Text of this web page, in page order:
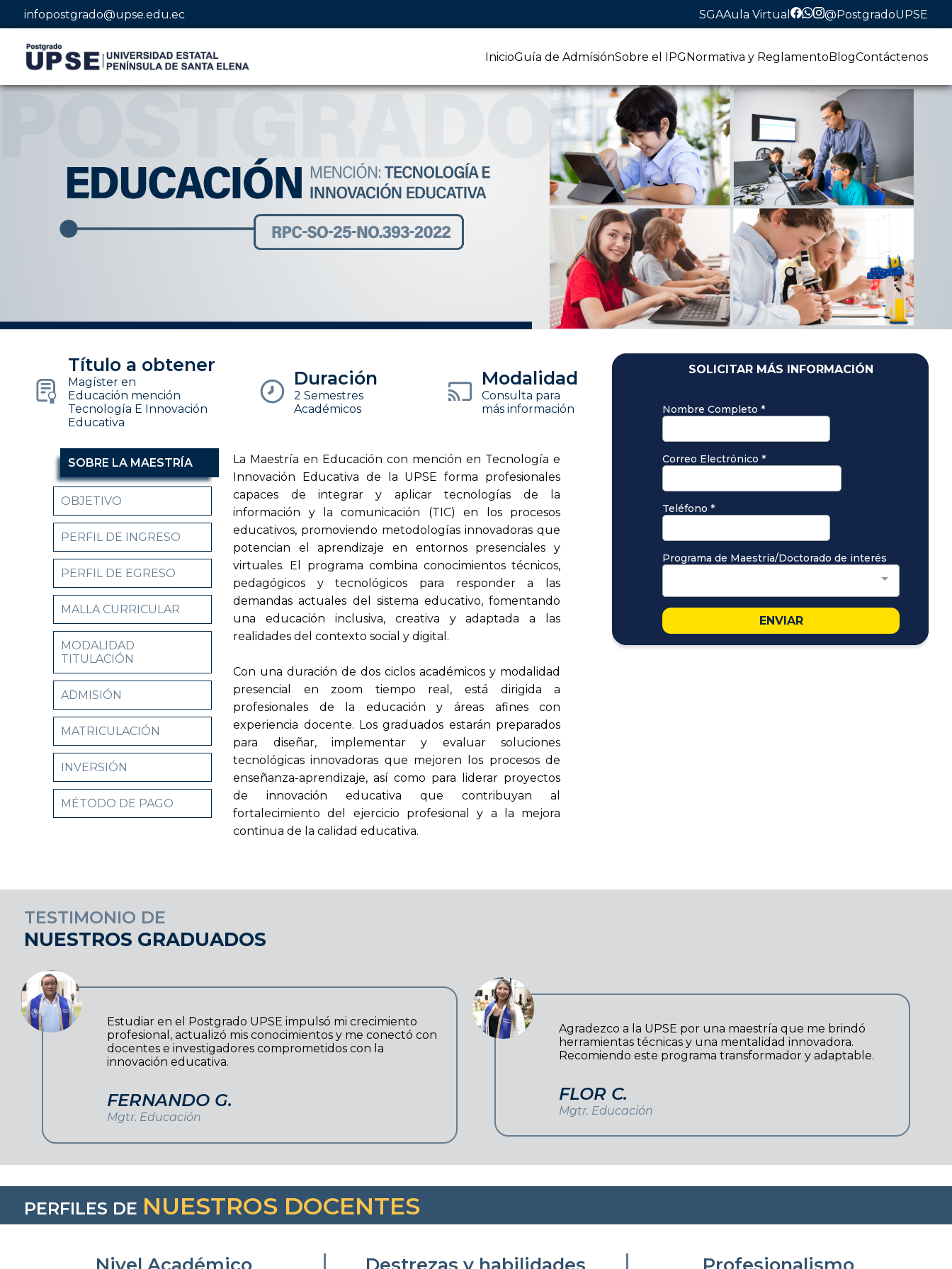
infopostgrado@upse.edu.ec SGAAula Virtual @PostgradoUPSE
InicioGuía de AdmísiónSobre el IPGNormativa y ReglamentoBlogContáctenos
Título a obtener
Magíster en
Educación mención
Tecnología E Innovación
Educativa
Duración
2 Semestres
Académicos
Modalidad
Consulta para
más información
SOBRE LA MAESTRÍA
OBJETIVO
PERFIL DE INGRESO
PERFIL DE EGRESO
MALLA CURRICULAR
MODALIDAD
TITULACIÓN
ADMISIÓN
MATRICULACIÓN
INVERSIÓN
MÉTODO DE PAGO
La Maestría en Educación con mención en Tecnología e
Innovación Educativa de la UPSE forma profesionales
capaces de integrar y aplicar tecnologías de la
información y la comunicación (TIC) en los procesos
educativos, promoviendo metodologías innovadoras que
potencian el aprendizaje en entornos presenciales y
virtuales. El programa combina conocimientos técnicos,
pedagógicos y tecnológicos para responder a las
demandas actuales del sistema educativo, fomentando
una educación inclusiva, creativa y adaptada a las
realidades del contexto social y digital.
Con una duración de dos ciclos académicos y modalidad
presencial en zoom tiempo real, está dirigida a
profesionales de la educación y áreas afines con
experiencia docente. Los graduados estarán preparados
para diseñar, implementar y evaluar soluciones
tecnológicas innovadoras que mejoren los procesos de
enseñanza-aprendizaje, así como para liderar proyectos
de innovación educativa que contribuyan al
fortalecimiento del ejercicio profesional y a la mejora
continua de la calidad educativa.
TESTIMONIO DE
NUESTROS GRADUADOS
Estudiar en el Postgrado UPSE impulsó mi crecimiento
profesional, actualizó mis conocimientos y me conectó con
docentes e investigadores comprometidos con la
innovación educativa.
FERNANDO G.
Mgtr. Educación
Agradezco a la UPSE por una maestría que me brindó
herramientas técnicas y una mentalidad innovadora.
Recomiendo este programa transformador y adaptable.
FLOR C.
Mgtr. Educación
PERFILES DE NUESTROS DOCENTES
Nivel Académico Destrezas y habilidades Profesionalismo